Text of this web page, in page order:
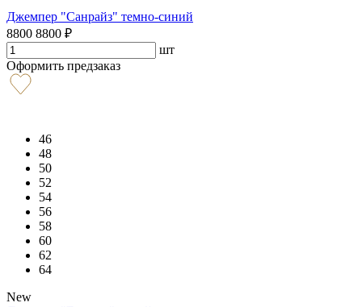
Джемпер "Санрайз" темно-синий
8800 8800 ₽
шт
Оформить предзаказ
46
48
50
52
54
56
58
60
62
64
New